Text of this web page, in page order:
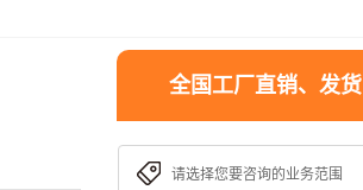
全国工厂直销、发货